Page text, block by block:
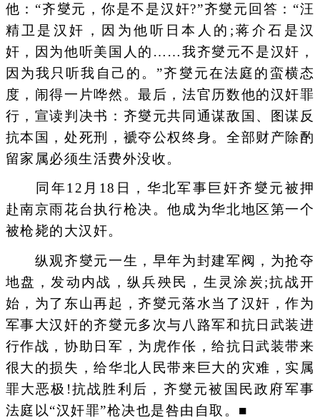
他：“齐燮元，你是不是汉奸?”齐燮元回答：“汪
精卫是汉奸，因为他听日本人的;蒋介石是汉
奸，因为他听美国人的……我齐燮元不是汉奸，
因为我只听我自己的。”齐燮元在法庭的蛮横态
度，闹得一片哗然。最后，法官历数他的汉奸罪
行，宣读判决书：齐燮元共同通谋敌国、图谋反
抗本国，处死刑，褫夺公权终身。全部财产除酌
留家属必须生活费外没收。
同年12月18日，华北军事巨奸齐燮元被押
赴南京雨花台执行枪决。他成为华北地区第一个
被枪毙的大汉奸。
纵观齐燮元一生，早年为封建军阀，为抢夺
地盘，发动内战，纵兵殃民，生灵涂炭;抗战开
始，为了东山再起，齐燮元落水当了汉奸，作为
军事大汉奸的齐燮元多次与八路军和抗日武装进
行作战，协助日军，为虎作伥，给抗日武装带来
很大的损失，给华北人民带来巨大的灾难，实属
罪大恶极!抗战胜利后，齐燮元被国民政府军事
法庭以“汉奸罪”枪决也是咎由自取。■